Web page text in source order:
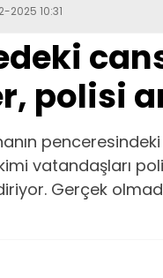
2025 10:31
polisi
vatandaşları
Gerçek